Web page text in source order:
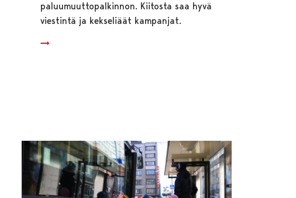
paluumuuttopalkinnon. Kiitosta saa hyvä
viestintä ja kekseliäät kampanjat.